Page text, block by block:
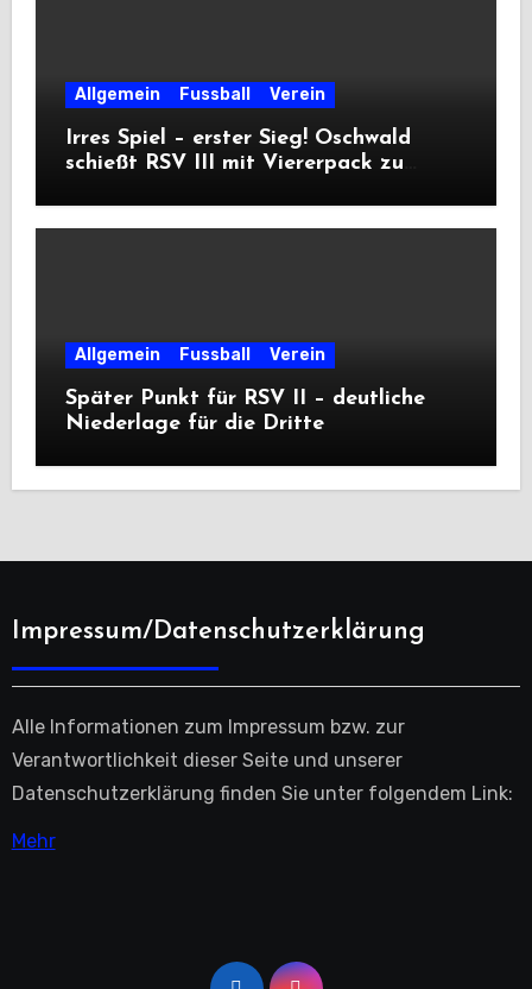
Allgemein Fussball Verein
Irres Spiel – erster Sieg! Oschwald
schießt RSV III mit Viererpack zu
Allgemein Fussball Verein
Später Punkt für RSV II – deutliche
Niederlage für die Dritte
Impressum/Datenschutzerklärung
Alle Informationen zum Impressum bzw. zur
Verantwortlichkeit dieser Seite und unserer
Datenschutzerklärung finden Sie unter folgendem Link:
Mehr